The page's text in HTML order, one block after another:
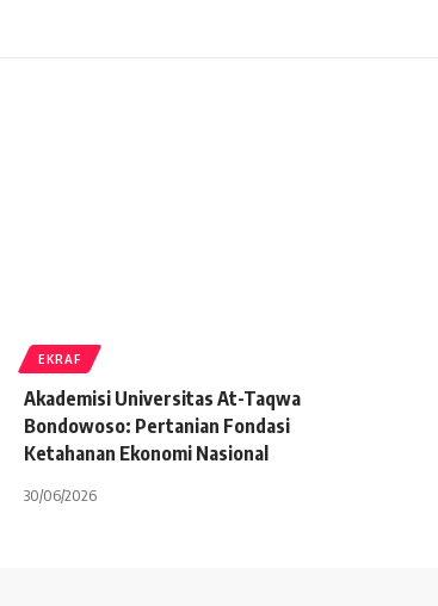
EKRAF
Akademisi Universitas At-Taqwa
Bondowoso: Pertanian Fondasi
Ketahanan Ekonomi Nasional
30/06/2026